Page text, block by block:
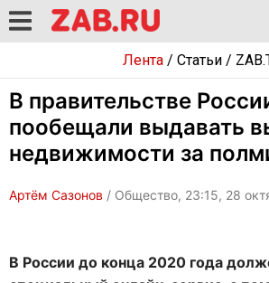
Лента/ Статьи/
В правительстве
пообещали выдавать
недвижимости за
Артём Сазонов / Общество, 23:15, 28
В России до конца 2020 года